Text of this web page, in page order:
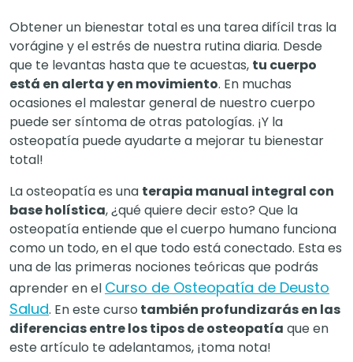
Obtener un bienestar total es una tarea difícil tras la
vorágine y el estrés de nuestra rutina diaria. Desde
que te levantas hasta que te acuestas, tu cuerpo
está en alerta y en movimiento. En muchas
ocasiones el malestar general de nuestro cuerpo
puede ser síntoma de otras patologías. ¡Y la
osteopatía puede ayudarte a mejorar tu bienestar
total!
La osteopatía es una terapia manual integral con
base holística, ¿qué quiere decir esto? Que la
osteopatía entiende que el cuerpo humano funciona
como un todo, en el que todo está conectado. Esta es
una de las primeras nociones teóricas que podrás
aprender en el Curso de Osteopatía de Deusto
Salud. En este curso también profundizarás en las
diferencias entre los tipos de osteopatía que en
este artículo te adelantamos, ¡toma nota!